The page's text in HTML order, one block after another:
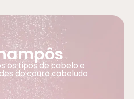
os tipos de cabelo e
do couro cabeludo